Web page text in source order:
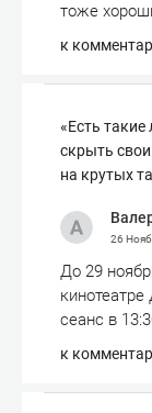
тоже
к
«Есть
скрыть
на крутых
26
До 29
сеанс в
к